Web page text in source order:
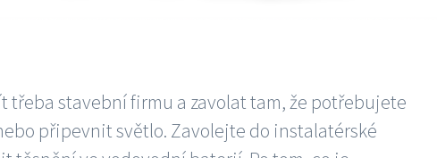
třeba stavební firmu a zavolat tam, že potřebujete
připevnit světlo. Zavolejte do instalatérské